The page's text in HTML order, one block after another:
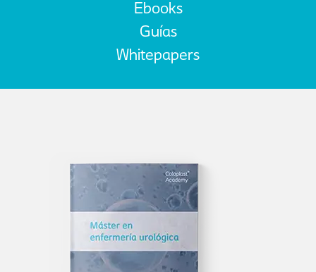
Ebooks
Guías
Whitepapers